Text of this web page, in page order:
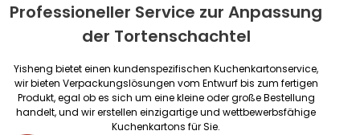
Professioneller Service zur Anpassung
der Tortenschachtel
Yisheng bietet einen kundenspezifischen Kuchenkartonservice,
wir bieten Verpackungslösungen vom Entwurf bis zum fertigen
Produkt, egal ob es sich um eine kleine oder große Bestellung
handelt, und wir erstellen einzigartige und wettbewerbsfähige
Kuchenkartons für Sie.